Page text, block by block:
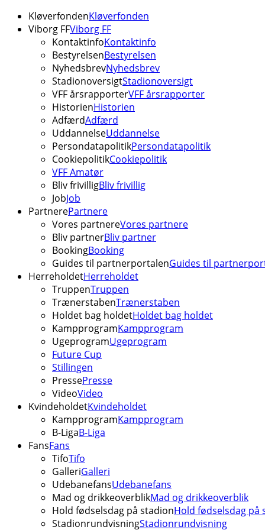
KløverfondenKløverfonden
Viborg FFViborg FF
KontaktinfoKontaktinfo
BestyrelsenBestyrelsen
NyhedsbrevNyhedsbrev
StadionoversigtStadionoversigt
VFF årsrapporterVFF årsrapporter
HistorienHistorien
AdfærdAdfærd
UddannelseUddannelse
PersondatapolitikPersondatapolitik
CookiepolitikCookiepolitik
VFF Amatør
Bliv frivilligBliv frivillig
JobJob
PartnerePartnere
Vores partnereVores partnere
Bliv partnerBliv partner
BookingBooking
Guides til partnerportalenGuides til
HerreholdetHerreholdet
TruppenTruppen
TrænerstabenTrænerstaben
Holdet bag holdetHoldet bag holdet
KampprogramKampprogram
UgeprogramUgeprogram
Future Cup
Stillingen
PressePresse
VideoVideo
KvindeholdetKvindeholdet
KampprogramKampprogram
B-LigaB-Liga
FansFans
TifoTifo
GalleriGalleri
UdebanefansUdebanefans
Mad og drikkeoverblikMad og drikkeoverblik
Hold fødselsdag på stadionHold fødselsdag på
StadionrundvisningStadionrundvisning